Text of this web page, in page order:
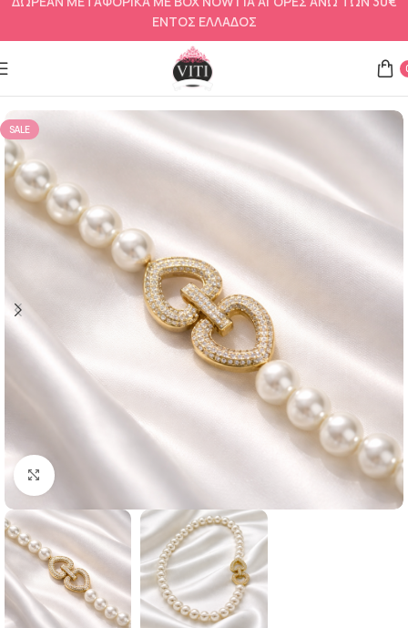
Αρχική σελίδα
SALE
Click to enlarge
ΕΝΤΟΣ ΕΛΛΑΔΟΣ